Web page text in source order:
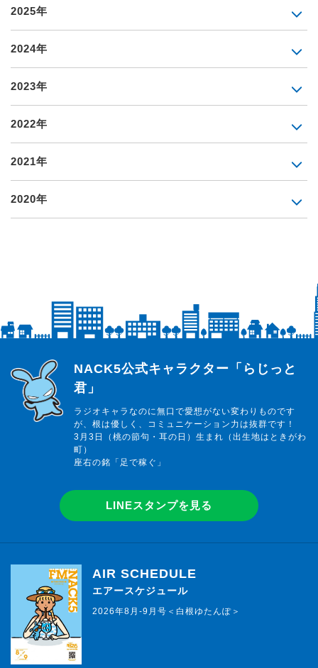
2025年
2024年
2023年
2022年
2021年
2020年
らじっと君
NACK5公式キャラクター「らじっと
君」
ラジオキャラなのに無口で愛想がない変わりものです
が、根は優しく、コミュニケーション力は抜群です！
3月3日（桃の節句・耳の日）生まれ（出生地はときがわ
町）
座右の銘「足で稼ぐ」
LINEスタンプを見る
AIR SCHEDULE
エアースケジュール
2026年8月-9月号＜白根ゆたんぽ＞